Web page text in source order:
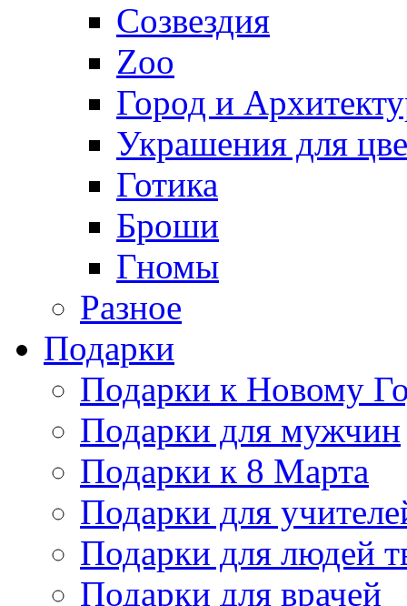
Созвездия
Zoo
Город и
Украшения для
Готика
Броши
Гномы
Разное
Подарки
Подарки к Новому
Подарки для мужчин
Подарки к 8 Марта
Подарки для
Подарки для людей
Подарки для врачей